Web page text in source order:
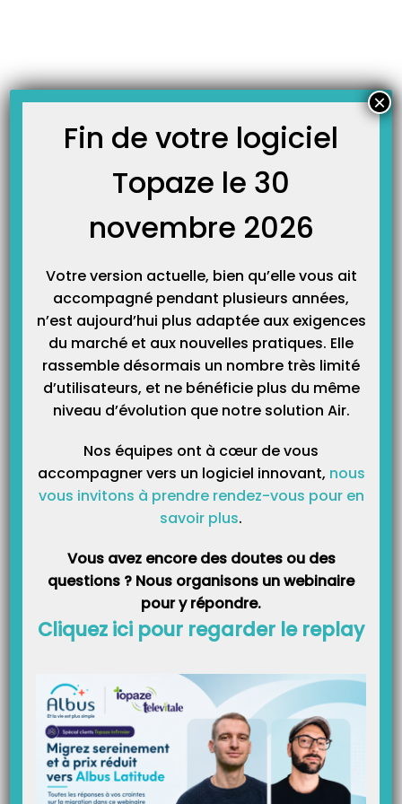
Principe : La cotation des actes est autorisée selon certaines
Il existe tout de même des exceptions. Nous allons vous donner une liste
de quelques exemples de cumul…
Catégories
Catégories
Fin de votre logiciel
Topaze le 30
novembre 2026
Votre version actuelle, bien qu’elle vous ait
accompagné pendant plusieurs années,
n’est aujourd’hui plus adaptée aux exigences
du marché et aux nouvelles pratiques. Elle
rassemble désormais un nombre très limité
d’utilisateurs, et ne bénéficie plus du même
niveau d’évolution que notre solution Air.
Nos équipes ont à cœur de vous
accompagner vers un logiciel innovant, nous
vous invitons à prendre rendez-vous pour en
savoir plus.
Vous avez encore des doutes ou des
questions ? Nous organisons un webinaire
pour y répondre.
Cliquez ici pour regarder le replay
×